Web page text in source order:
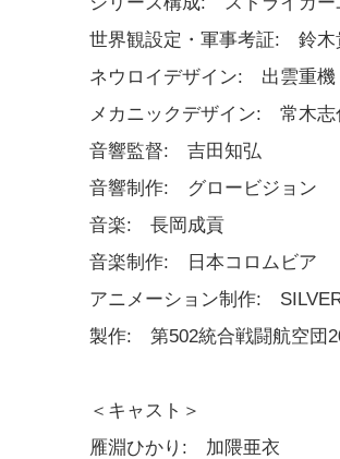
世界観設定・軍事考証: 鈴木
ネウロイデザイン: 出雲重機
メカニックデザイン: 常木志
音響監督: 吉田知弘
音響制作: グロービジョン
音楽: 長岡成貢
音楽制作: 日本コロムビア
アニメーション制作:
製作: 第502統合戦闘航空団
＜キャスト＞
雁淵ひかり: 加隈亜衣